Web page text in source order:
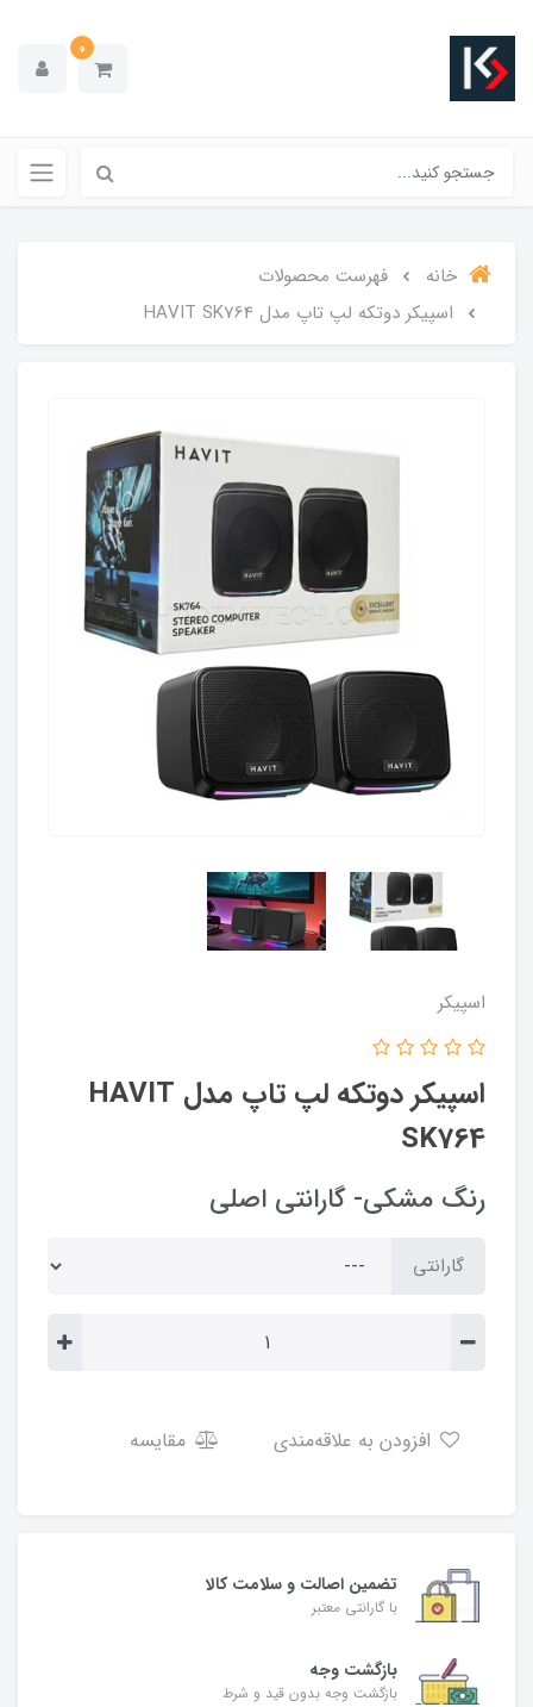
0
خانه
فهرست محصولات
اسپیکر دوتکه لپ تاپ مدل HAVIT SK764
اسپیکر
اسپیکر دوتکه لپ تاپ مدل HAVIT
SK764
رنگ مشکی- گارانتی اصلی
گارانتی
مقایسه
تضمین اصالت و سلامت کالا
با گارانتی معتبر
بازگشت وجه
بازگشت وجه بدون قید و شرط